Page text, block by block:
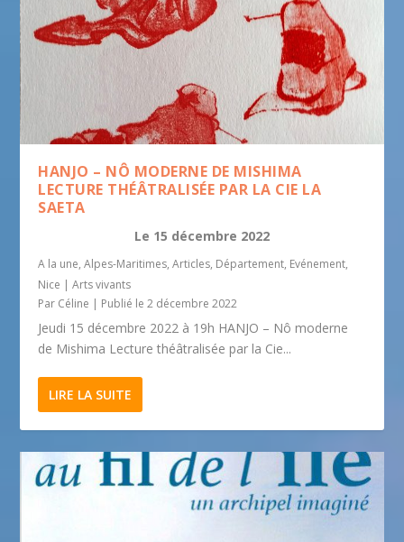
HANJO – NÔ MODERNE DE MISHIMA
LECTURE THÉÂTRALISÉE PAR LA CIE LA
SAETA
Le 15 décembre 2022
A la une,Alpes-Maritimes,Articles, Département, Evénement,
Nice |Arts vivants
Par Céline | Publié le 2 décembre 2022
Jeudi 15 décembre 2022 à 19h HANJO – Nô moderne
de Mishima Lecture théâtralisée par la Cie...
LIRE LA SUITE